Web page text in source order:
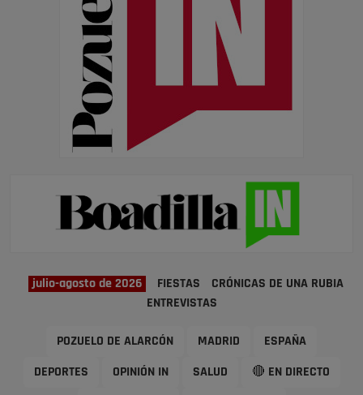
julio-agosto de 2026 FIESTAS
CRÓNICAS DE UNA RUBIA
ENTREVISTAS
POZUELO DE ALARCÓN MADRID ESPAÑA
DEPORTES OPINIÓN IN SALUD 🔴 EN DIRECTO